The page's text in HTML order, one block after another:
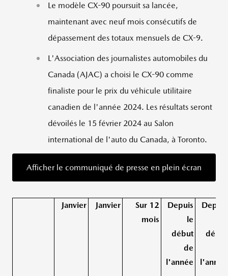
Le modèle CX-90 poursuit sa lancée,
maintenant avec neuf mois consécutifs de
dépassement des totaux mensuels de CX-9.
L'Association des journalistes automobiles du
Canada (AJAC) a choisi le CX-90 comme
finaliste pour le prix du véhicule utilitaire
canadien de l'année 2024. Les résultats seront
dévoilés le 15 février 2024 au Salon
international de l'auto du Canada, à Toronto.
Afficher le communiqué de presse en plein écran
Janvier Janvier
Sur 12
mois
Depuis
le
début
de
l'année
Depuis
début
l'année